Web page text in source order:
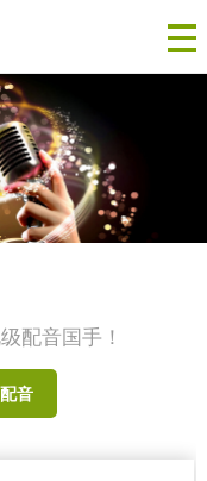
配音国手！
音